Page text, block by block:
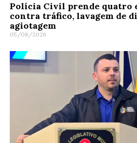
Polícia Civil prende quatro
contra tráfico, lavagem de
agiotagem
05/08/2026